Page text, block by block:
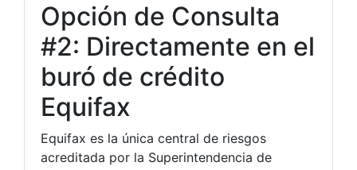
Opción de Consulta
#2: Directamente en el
buró de crédito
Equifax
Equifax es la única central de riesgos
acreditada por la Superintendencia de